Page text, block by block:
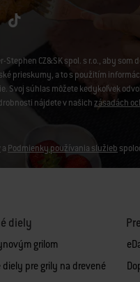
CZ&SK spol. s r.o., aby som
prieskumy, a to s použitím
Svoj súhlas môžete kedykoľvek
nájdete v našichzásadách
a Podmienky používania služieb
diely
grilom
diely pre grily na drevené